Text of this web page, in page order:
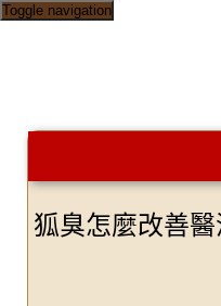
Toggle navigation
狐臭怎麼改善